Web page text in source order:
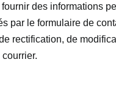
des informations
par le formulaire de
rectification, de